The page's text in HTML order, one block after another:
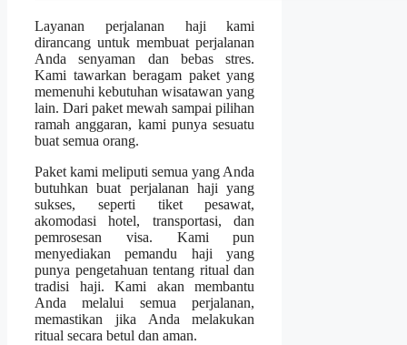
Layanan perjalanan haji kami
dirancang untuk membuat perjalanan
Anda senyaman dan bebas stres.
Kami tawarkan beragam paket yang
memenuhi kebutuhan wisatawan yang
lain. Dari paket mewah sampai pilihan
ramah anggaran, kami punya sesuatu
buat semua orang.
Paket kami meliputi semua yang Anda
butuhkan buat perjalanan haji yang
sukses, seperti tiket pesawat,
akomodasi hotel, transportasi, dan
pemrosesan visa. Kami pun
menyediakan pemandu haji yang
punya pengetahuan tentang ritual dan
tradisi haji. Kami akan membantu
Anda melalui semua perjalanan,
memastikan jika Anda melakukan
ritual secara betul dan aman.